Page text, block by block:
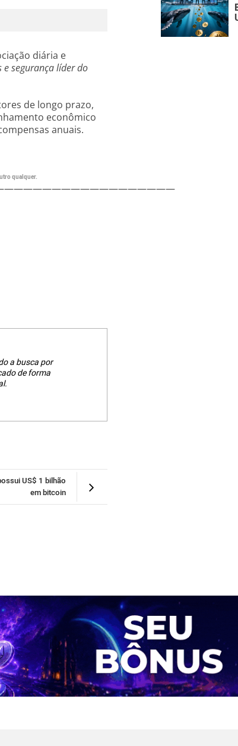
diária e
​​e segurança líder do
de longo prazo,
econômico
anuais.
qualquer.
a busca por
de forma
US$ 1 bilhão
em bitcoin